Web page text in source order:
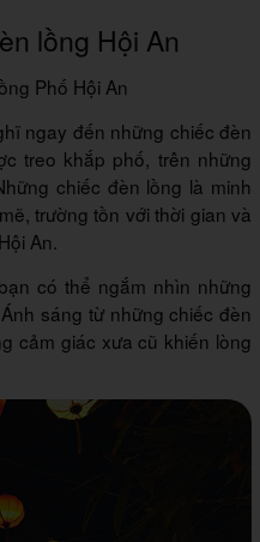
lồng Hội An
Phố Hội An
ngay đến những chiếc đèn
treo khắp phố, trên những
chiếc đèn lồng là minh
trường tồn với thời gian và
An.
có thể ngắm nhìn những
sáng từ những chiếc đèn
cảm giác xưa cũ khiến lòng